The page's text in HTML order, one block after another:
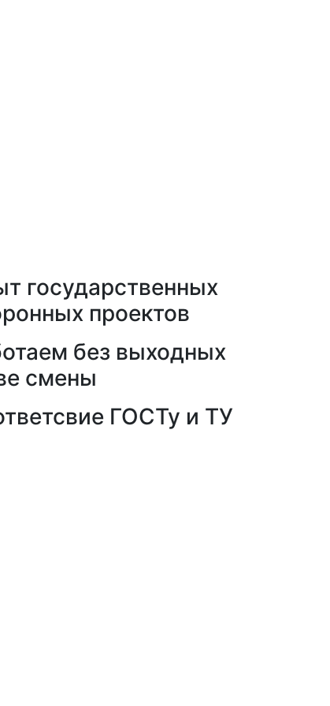
государственных
проектов
без выходных
смены
ГОСТу и ТУ